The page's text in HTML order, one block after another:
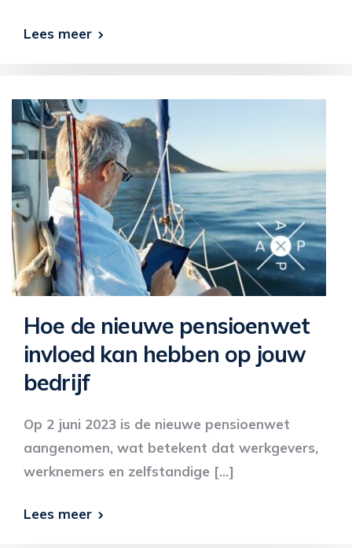
Lees meer
Hoe de nieuwe pensioenwet
invloed kan hebben op jouw
bedrijf
Op 2 juni 2023 is de nieuwe pensioenwet
aangenomen, wat betekent dat werkgevers,
werknemers en zelfstandige […]
Lees meer